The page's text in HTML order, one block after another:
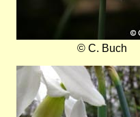
© C. Buch
Bild